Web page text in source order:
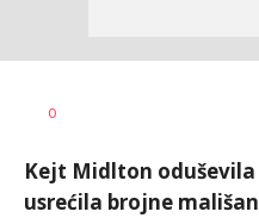
0
Kejt Midlton
usrećila brojne